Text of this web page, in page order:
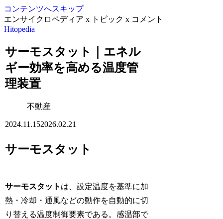
コンテンツへスキップ
エンサイクロペディア x トピック x コメント
Hitopedia
サーモスタット｜エネル
ギー効率を高める温度管
理装置
不動産
2024.11.152026.02.21
サーモスタット
サーモスタット は、設定温度を基準に加
熱・冷却・通風などの動作を自動的に切
り替える温度制御要素である。感温部で